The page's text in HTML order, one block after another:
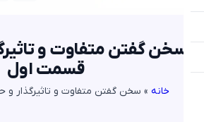
گفتن متفاوت و
قسمت اول
»سخن گفتن متفاوت و تاثیرگذار و